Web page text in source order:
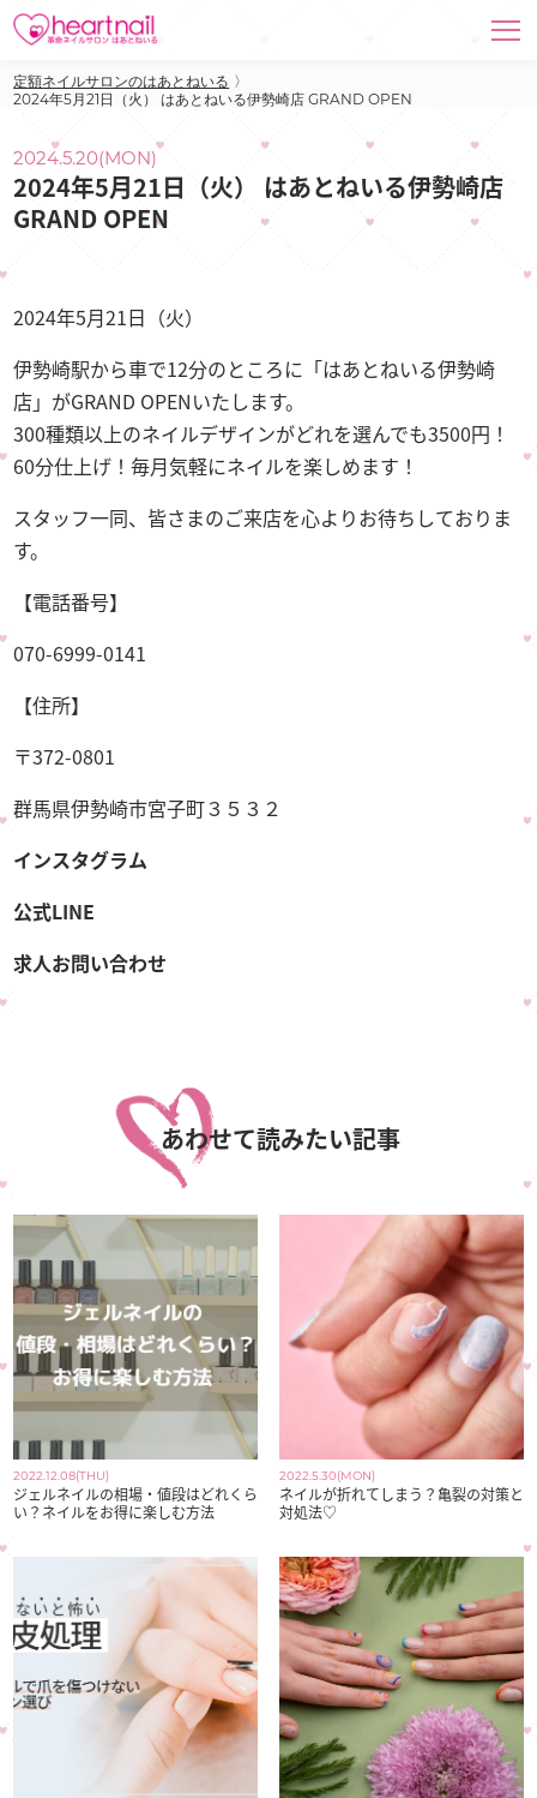
定額ネイルサロンのはあとねいる 〉
2024年5月21日（火） はあとねいる伊勢崎店 GRAND OPEN
2024.5.20(MON)
2024年5月21日（火） はあとねいる伊勢崎店
GRAND OPEN
2024年5月21日（火）
伊勢崎駅から車で12分のところに「はあとねいる伊勢崎
店」がGRAND OPENいたします。
300種類以上のネイルデザインがどれを選んでも3500円！
60分仕上げ！毎月気軽にネイルを楽しめます！
スタッフ一同、皆さまのご来店を心よりお待ちしておりま
す。
【電話番号】
070-6999-0141
【住所】
〒372-0801
群馬県伊勢崎市宮子町３５３２
インスタグラム
公式LINE
求人お問い合わせ
あわせて読みたい記事
2022.12.08(THU)
ジェルネイルの相場・値段はどれくら
い？ネイルをお得に楽しむ方法
2022.5.30(MON)
ネイルが折れてしまう？亀裂の対策と
対処法♡